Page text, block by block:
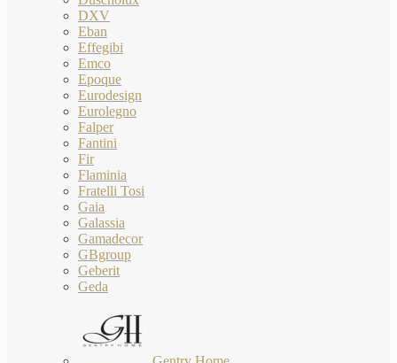
DXV
Eban
Effegibi
Emco
Epoque
Eurodesign
Eurolegno
Falper
Fantini
Fir
Flaminia
Fratelli Tosi
Gaia
Galassia
Gamadecor
GBgroup
Geberit
Geda